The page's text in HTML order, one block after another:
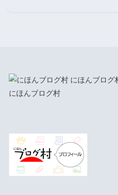
にほんブログ村